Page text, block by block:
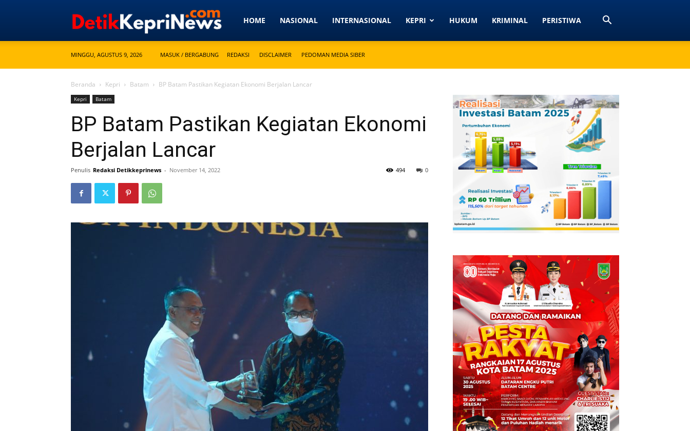
Detikkeprinews.com
HOME NASIONAL INTERNASIONAL KEPRI HUKUM KRIMINAL PERISTIWA
MINGGU, AGUSTUS 9, 2026 MASUK / BERGABUNG REDAKSI DISCLAIMER PEDOMAN MEDIA SIBER
Beranda Kepri Batam BP Batam Pastikan Kegiatan Ekonomi Berjalan Lancar
Kepri Batam
BP Batam Pastikan Kegiatan Ekonomi
Berjalan Lancar
Penulis Redaksi Detikkeprinews - November 14, 2022 0
494